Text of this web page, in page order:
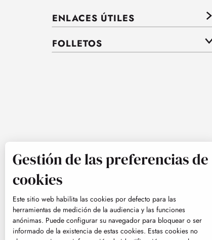
ENLACES ÚTILES
FOLLETOS
Gestión de las preferencias de
cookies
Este sitio web habilita las cookies por defecto para las
herramientas de medición de la audiencia y las funciones
anónimas. Puede configurar su navegador para bloquear o ser
informado de la existencia de estas cookies. Estas cookies no